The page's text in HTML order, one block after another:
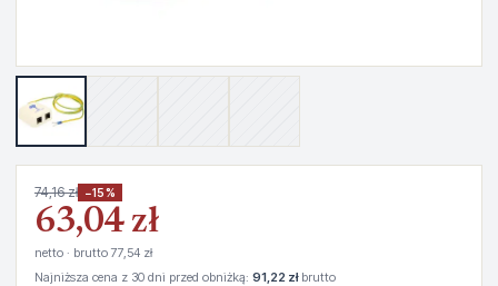
74,16 zł −15%
63,04 zł
netto · brutto 77,54 zł
Najniższa cena z 30 dni przed obniżką: 91,22 złbrutto